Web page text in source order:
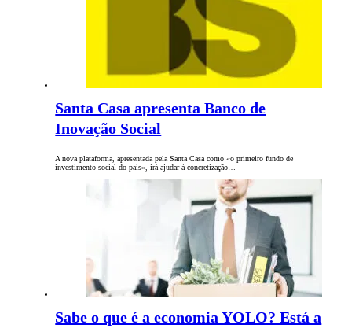
Santa Casa apresenta Banco de
Inovação Social
A nova plataforma, apresentada pela Santa Casa como «o primeiro fundo de
investimento social do país», irá ajudar à concretização…
Sabe o que é a economia YOLO? Está a